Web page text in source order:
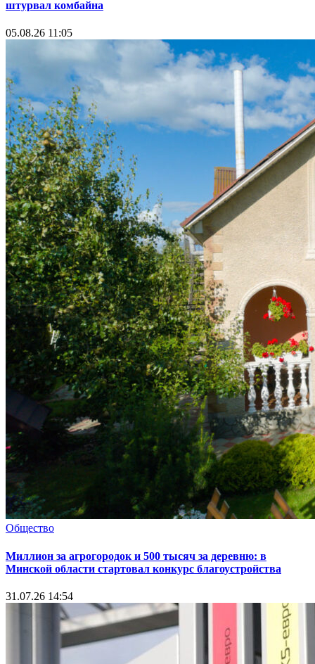
штурвал комбайна
05.08.26 11:05
Общество
Миллион за агрогородок и 500 тысяч за деревню: в
Минской области стартовал конкурс благоустройства
31.07.26 14:54